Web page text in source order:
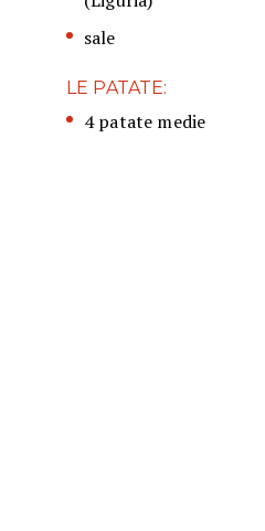
sale
LE PATATE:
4 patate medie